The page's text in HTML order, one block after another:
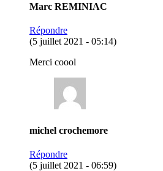
Marc REMINIAC
Répondre
(5 juillet 2021 - 05:14)
Merci coool
michel crochemore
Répondre
(5 juillet 2021 - 06:59)